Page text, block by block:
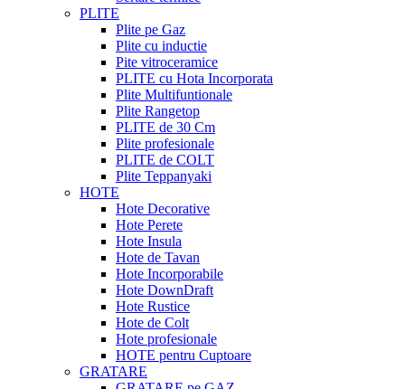
PLITE
Plite pe Gaz
Plite cu inductie
Pite vitroceramice
PLITE cu Hota Incorporata
Plite Multifuntionale
Plite Rangetop
PLITE de 30 Cm
Plite profesionale
PLITE de COLT
Plite Teppanyaki
HOTE
Hote Decorative
Hote Perete
Hote Insula
Hote de Tavan
Hote Incorporabile
Hote DownDraft
Hote Rustice
Hote de Colt
Hote profesionale
HOTE pentru Cuptoare
GRATARE